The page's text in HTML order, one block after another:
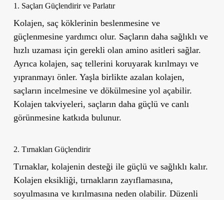
1. Saçları Güçlendirir ve Parlatır
Kolajen, saç köklerinin beslenmesine ve
güçlenmesine yardımcı olur. Saçların daha sağlıklı ve
hızlı uzaması için gerekli olan amino asitleri sağlar.
Ayrıca kolajen, saç tellerini koruyarak kırılmayı ve
yıpranmayı önler. Yaşla birlikte azalan kolajen,
saçların incelmesine ve dökülmesine yol açabilir.
Kolajen takviyeleri, saçların daha güçlü ve canlı
görünmesine katkıda bulunur.
2. Tırnakları Güçlendirir
Tırnaklar, kolajenin desteği ile güçlü ve sağlıklı kalır.
Kolajen eksikliği, tırnakların zayıflamasına,
soyulmasına ve kırılmasına neden olabilir. Düzenli